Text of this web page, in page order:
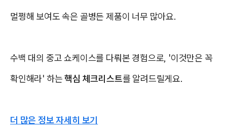
멀쩡해 보여도 속은 골병든 제품이 너무 많아요.
수백 대의 중고 쇼케이스를 다뤄본 경험으로, '이것만은 꼭
확인해라' 하는핵심 체크리스트를 알려드릴게요.
더 많은 정보 자세히 보기